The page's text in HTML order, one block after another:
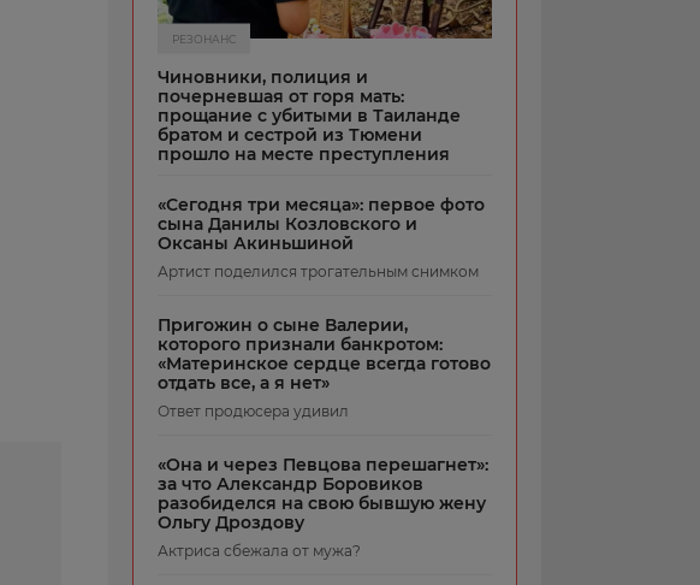
РЕЗОНАНС
Чиновники, полиция и
почерневшая от горя мать:
прощание с убитыми в Таиланде
братом и сестрой из Тюмени
прошло на месте преступления
«Сегодня три месяца»: первое фото
сына Данилы Козловского и
Оксаны Акиньшиной
Артист поделился трогательным снимком
Пригожин о сыне Валерии,
которого признали банкротом:
«Материнское сердце всегда готово
отдать все, а я нет»
Ответ продюсера удивил
«Она и через Певцова перешагнет»:
за что Александр Боровиков
разобиделся на свою бывшую жену
Ольгу Дроздову
Актриса сбежала от мужа?